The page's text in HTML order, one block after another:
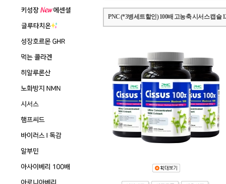
PNC (*3병세트할인) 100배 고농축 시서스 캡슐